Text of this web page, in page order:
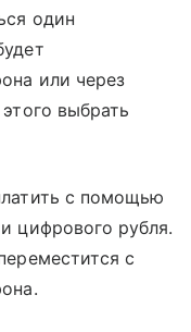
один
или через
выбрать
с помощью
цифрового рубля.
с